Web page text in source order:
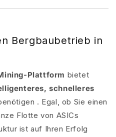
Bergbaubetrieb in
Plattform bietet
schnelleres
. Egal, ob Sie einen
Flotte von ASICs
ist auf Ihren Erfolg